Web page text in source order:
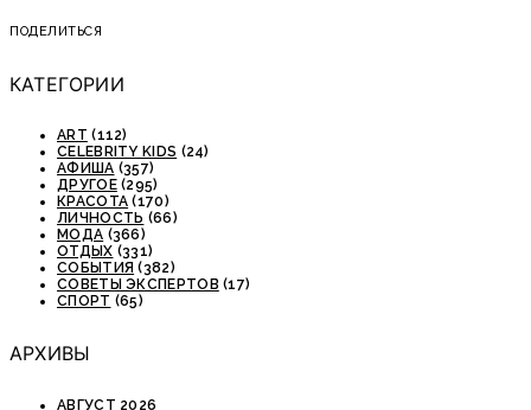
ПОДЕЛИТЬСЯ
КАТЕГОРИИ
ART (112)
CELEBRITY KIDS (24)
АФИША (357)
ДРУГОЕ(295)
КРАСОТА (170)
ЛИЧНОСТЬ (66)
МОДА (366)
ОТДЫХ (331)
СОБЫТИЯ (382)
СОВЕТЫ ЭКСПЕРТОВ (17)
СПОРТ (65)
АРХИВЫ
АВГУСТ 2026